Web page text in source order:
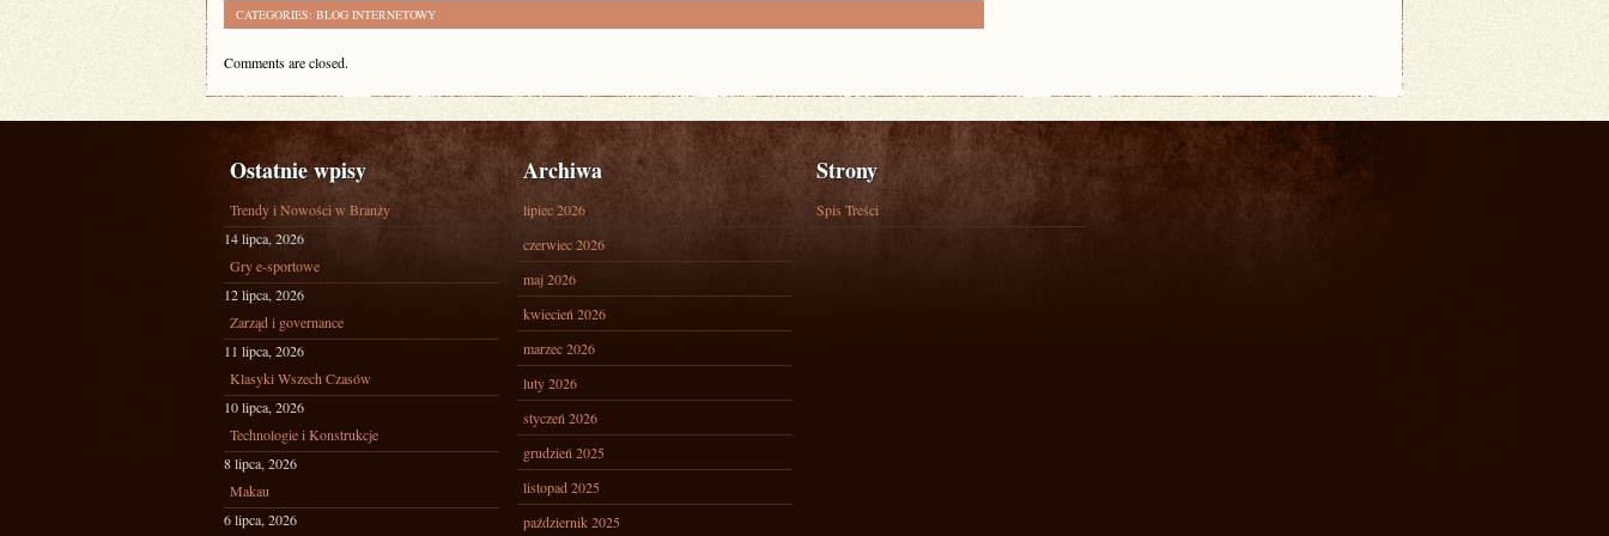
CATEGORIES: BLOG INTERNETOWY
Comments are closed.
Ostatnie wpisy
Trendy i Nowości w Branży
14 lipca, 2026
Gry e-sportowe
12 lipca, 2026
Zarząd i governance
11 lipca, 2026
Klasyki Wszech Czasów
10 lipca, 2026
Technologie i Konstrukcje
8 lipca, 2026
Makau
6 lipca, 2026
Archiwa
lipiec 2026
czerwiec 2026
maj 2026
kwiecień 2026
marzec 2026
luty 2026
styczeń 2026
grudzień 2025
listopad 2025
październik 2025
Strony
Spis Treści